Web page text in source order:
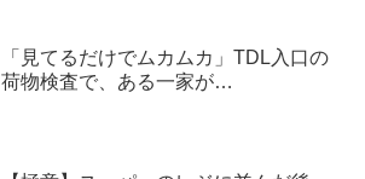
「見てるだけでムカムカ」TDL入口の
荷物検査で、ある一家が…